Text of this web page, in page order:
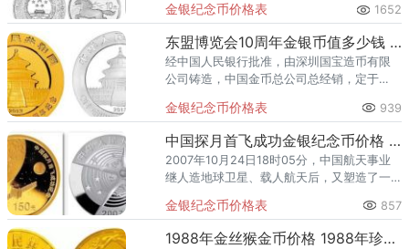
收价格的因素1、市场行情是影响金银币回收
价格的重要因素。市场行情受
金银纪念币价格表 1652
东盟博览会10周年金银币值多少钱 东盟博览会10周年金银币最新价格
经中国人民银行批准，由深圳国宝造币有限
公司铸造，中国金币总公司总经销，定于
猫加字金银纪念币一套。该套纪念币共2枚，
其中金币1枚，银币
金银纪念币价格表 939
中国探月首飞成功金银纪念币价格 中国探月首飞成功金银纪念币市面价格
2007年10月24日18时05分，中国航天事业
继人造地球卫星、载人航天后，又塑造了一
器从西昌卫星发射中心成功升空，并准确地
进入了预定轨道。同
金银纪念币价格表 857
1988年金丝猴金币价格 1988年珍稀动物金丝猴金币回收价格